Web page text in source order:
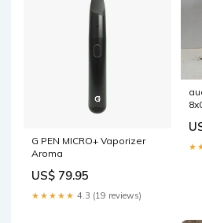
G PEN MICRO+ Vaporizer
Aroma
US$ 79.95
★★★★★ 4.3 (19 reviews)